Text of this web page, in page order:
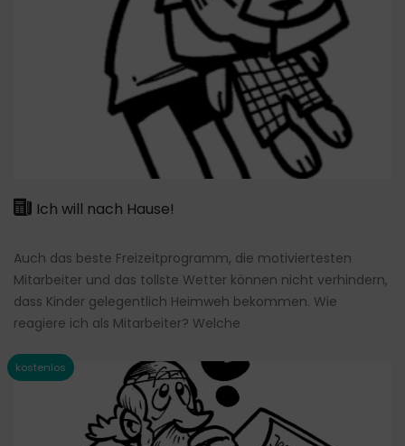
Ich will nach Hause!
Auch das beste Freizeitprogramm, die motiviertesten
Mitarbeiter und das tollste Wetter können nicht verhindern,
dass Kinder gelegentlich Heimweh bekommen. Wie
reagiere ich als Mitarbeiter? Welche